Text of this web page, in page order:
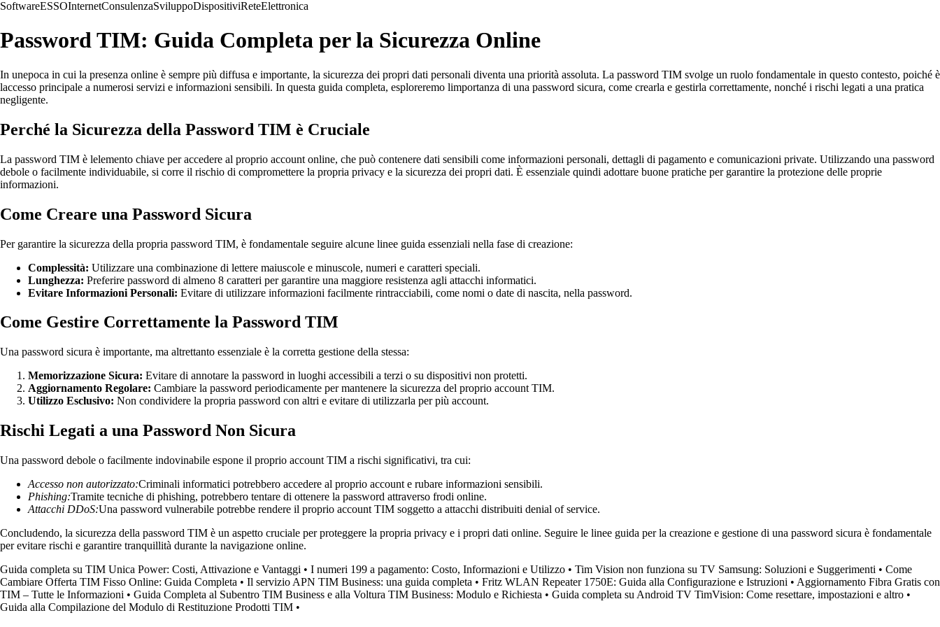
SoftwareESSOInternetConsulenzaSviluppoDispositiviReteElettronica
Password TIM: Guida Completa per la Sicurezza Online
In unepoca in cui la presenza online è sempre più diffusa e importante, la sicurezza dei propri dati personali diventa una priorità assoluta. La password TIM svolge un ruolo fondamentale in questo contesto, poiché è
laccesso principale a numerosi servizi e informazioni sensibili. In questa guida completa, esploreremo limportanza di una password sicura, come crearla e gestirla correttamente, nonché i rischi legati a una pratica
negligente.
Perché la Sicurezza della Password TIM è Cruciale
La password TIM è lelemento chiave per accedere al proprio account online, che può contenere dati sensibili come informazioni personali, dettagli di pagamento e comunicazioni private. Utilizzando una password
debole o facilmente individuabile, si corre il rischio di compromettere la propria privacy e la sicurezza dei propri dati. È essenziale quindi adottare buone pratiche per garantire la protezione delle proprie
informazioni.
Come Creare una Password Sicura
Per garantire la sicurezza della propria password TIM, è fondamentale seguire alcune linee guida essenziali nella fase di creazione:
Complessità: Utilizzare una combinazione di lettere maiuscole e minuscole, numeri e caratteri speciali.
Lunghezza: Preferire password di almeno 8 caratteri per garantire una maggiore resistenza agli attacchi informatici.
Evitare Informazioni Personali: Evitare di utilizzare informazioni facilmente rintracciabili, come nomi o date di nascita, nella password.
Come Gestire Correttamente la Password TIM
Una password sicura è importante, ma altrettanto essenziale è la corretta gestione della stessa:
Memorizzazione Sicura: Evitare di annotare la password in luoghi accessibili a terzi o su dispositivi non protetti.
Aggiornamento Regolare: Cambiare la password periodicamente per mantenere la sicurezza del proprio account TIM.
Utilizzo Esclusivo: Non condividere la propria password con altri e evitare di utilizzarla per più account.
Rischi Legati a una Password Non Sicura
Una password debole o facilmente indovinabile espone il proprio account TIM a rischi significativi, tra cui:
Accesso non autorizzato:Criminali informatici potrebbero accedere al proprio account e rubare informazioni sensibili.
Phishing:Tramite tecniche di phishing, potrebbero tentare di ottenere la password attraverso frodi online.
Attacchi DDoS:Una password vulnerabile potrebbe rendere il proprio account TIM soggetto a attacchi distribuiti denial of service.
Concludendo, la sicurezza della password TIM è un aspetto cruciale per proteggere la propria privacy e i propri dati online. Seguire le linee guida per la creazione e gestione di una password sicura è fondamentale
per evitare rischi e garantire tranquillità durante la navigazione online.
Guida completa su TIM Unica Power: Costi, Attivazione e Vantaggi • I numeri 199 a pagamento: Costo, Informazioni e Utilizzo • Tim Vision non funziona su TV Samsung: Soluzioni e Suggerimenti • Come
Cambiare Offerta TIM Fisso Online: Guida Completa • Il servizio APN TIM Business: una guida completa • Fritz WLAN Repeater 1750E: Guida alla Configurazione e Istruzioni • Aggiornamento Fibra Gratis con
TIM – Tutte le Informazioni • Guida Completa al Subentro TIM Business e alla Voltura TIM Business: Modulo e Richiesta • Guida completa su Android TV TimVision: Come resettare, impostazioni e altro •
Guida alla Compilazione del Modulo di Restituzione Prodotti TIM •